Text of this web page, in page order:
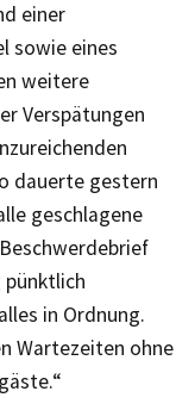
einer
sowie eines
weitere
Verspätungen
dauerte gestern
geschlagene
pünktlich
in Ordnung.
Wartezeiten ohne